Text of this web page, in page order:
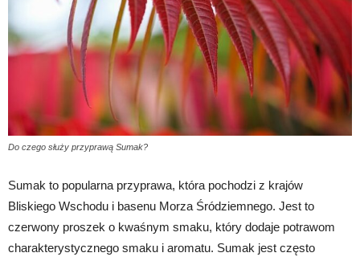
Do czego służy przyprawą Sumak?
Sumak to popularna przyprawa, która pochodzi z krajów
Bliskiego Wschodu i basenu Morza Śródziemnego. Jest to
czerwony proszek o kwaśnym smaku, który dodaje potrawom
charakterystycznego smaku i aromatu. Sumak jest często